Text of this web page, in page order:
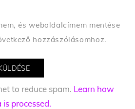
és weboldalcímem mentése
hozzászólásomhoz.
to reduce spam. Learn how
processed.